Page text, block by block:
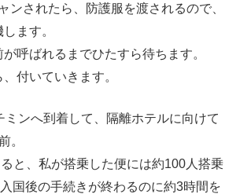
ンされたら、防護服を渡されるので、
ます。
呼ばれるまでひたすら待ちます。
付いていきます。
ミンへ到着して、隔離ホテルに向けて
。
と、私が搭乗した便には約100人搭乗
国後の手続きが終わるのに約3時間を